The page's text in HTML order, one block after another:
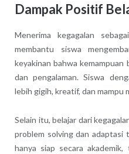
Dampak Positif
Menerima kegagalan
membantu siswa
keyakinan bahwa kemampuan
dan pengalaman. Siswa
lebih gigih, kreatif, dan mampu
Selain itu, belajar dari
problem solving dan adaptasi
hanya siap secara